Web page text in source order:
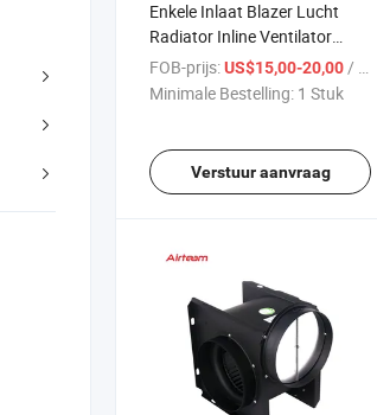
Enkele Inlaat Blazer Lucht
Radiator Inline Ventilator
Centrifugaal Elektrische
Afzuiging Ventilatie Eenheid
FOB-prijs:US$15,00-20,00 / Stuk
Minimale Bestelling: 1 Stuk
Verstuur aanvraag